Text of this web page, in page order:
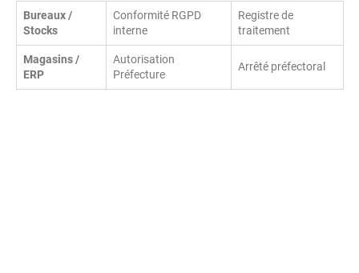
Bureaux /
Stocks
Conformité RGPD
interne
Registre de
traitement
Magasins /
ERP
Autorisation
Préfecture
Arrêté préfectoral